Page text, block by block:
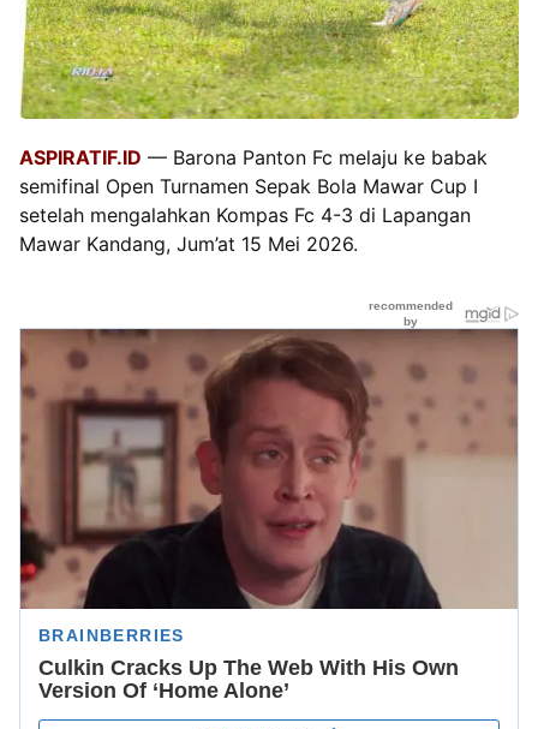
ASPIRATIF.ID — Barona Panton Fc melaju ke babak
semifinal Open Turnamen Sepak Bola Mawar Cup I
setelah mengalahkan Kompas Fc 4-3 di Lapangan
Mawar Kandang, Jum’at 15 Mei 2026.